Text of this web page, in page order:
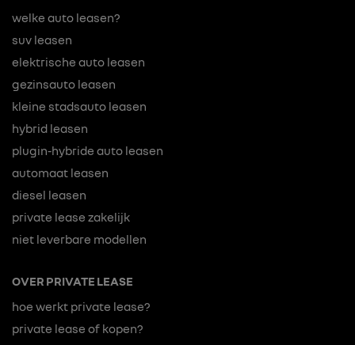
welke auto leasen?
suv leasen
elektrische auto leasen
gezinsauto leasen
kleine stadsauto leasen
hybrid leasen
plugin-hybride auto leasen
automaat leasen
diesel leasen
private lease zakelijk
niet leverbare modellen
OVER PRIVATE LEASE
hoe werkt private lease?
private lease of kopen?